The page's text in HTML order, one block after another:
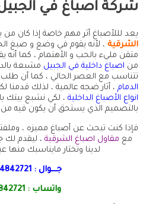
شركة اصباغ في
يعد لللأصباغ أثر مهم خاصة إذا كان من
الشرقية ، لأنه يقوم في وضع و صبغ
متقن مليء بالحب و الأهتمام ، كما
من اصباغ داخلية في الجبيل مشبعة
تتناسب مع العصر الحالي ، كما أن طلب
الدمام ، أثار ضجه عالمية ، لذلك قدمنا
انواع الأصباغ الداخلية ، لكي نشبع بيتك
بالتصميم الذي يستحق أن يكون فيه من
فإذا كنت تبحث عن أصباغ مميزه ،
مع مقاول اصباغ الشرقية ، ليقدم لك
لدينا وتختار مايناسبك منها عبر
جـــوال :
واتساب :